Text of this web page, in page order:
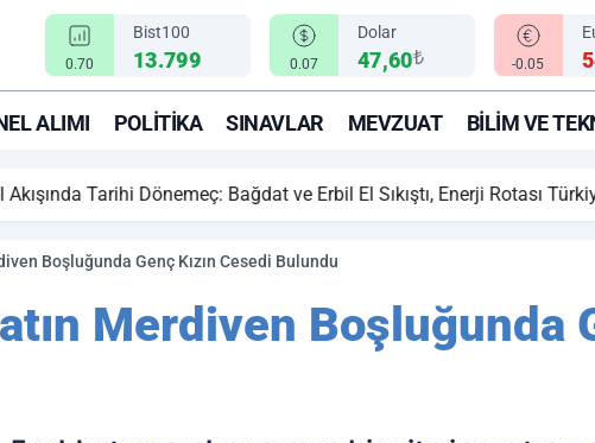
0.70
Bist100
13.799 0.07
Dolar
47,60₺ -0.05
ALIMI POLITIKA SINAVLAR MEVZUAT BILIM VE
Dönemeç: Bağdat ve Erbil El Sıkıştı, Enerji Rotası Türkiye!
Boşluğunda Genç Kızın Cesedi Bulundu
Merdiven Boşluğunda